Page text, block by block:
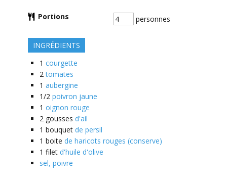
Portions personnes
INGRÉDIENTS
1 courgette
2 tomates
1 aubergine
1/2 poivron jaune
1 oignon rouge
2 gousses d'ail
1 bouquet de persil
1 boite de haricots rouges (conserve)
1 filet d'huile d'olive
sel, poivre